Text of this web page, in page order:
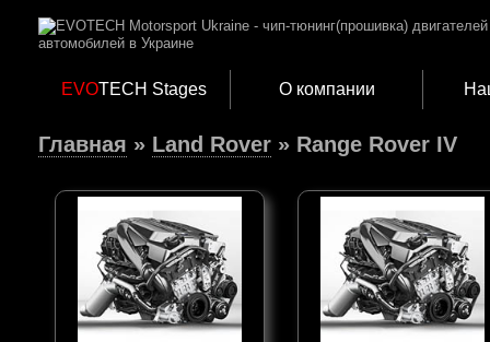
EVOTECH Stages О компании
Главная » Land Rover » Range Rover IV